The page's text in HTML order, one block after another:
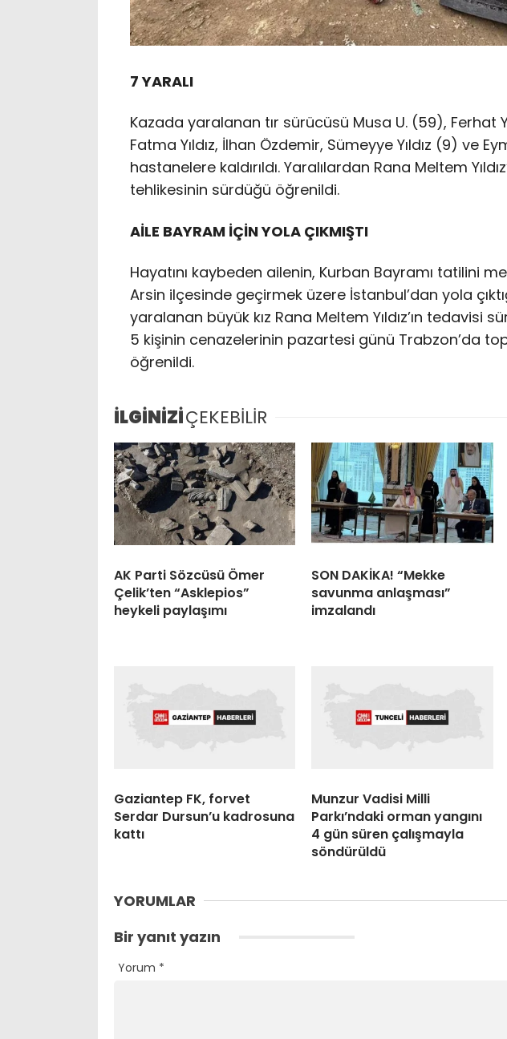
7 YARALI
Kazada yaralanan tır sürücüsü Musa U. (59), Ferhat
Fatma Yıldız, İlhan Özdemir, Sümeyye Yıldız (9) ve
hastanelere kaldırıldı. Yaralılardan Rana Meltem
tehlikesinin sürdüğü öğrenildi.
AİLE BAYRAM İÇİN YOLA ÇIKMIŞTI
Hayatını kaybeden ailenin, Kurban Bayramı tatilini
Arsin ilçesinde geçirmek üzere İstanbul’dan yola
yaralanan büyük kız Rana Meltem Yıldız’ın tedavisi
5 kişinin cenazelerinin pazartesi günü Trabzon’da
öğrenildi.
İLGİNİZİÇEKEBİLİR
AK Parti Sözcüsü Ömer
Çelik’ten “Asklepios”
heykeli paylaşımı
SON DAKİKA! “Mekke
savunma anlaşması”
imzalandı
Gaziantep FK, forvet
Serdar Dursun’u kadrosuna
kattı
Munzur Vadisi Milli
Parkı’ndaki orman yangını
4 gün süren çalışmayla
söndürüldü
YORUMLAR
Bir yanıt yazın
Yorum *